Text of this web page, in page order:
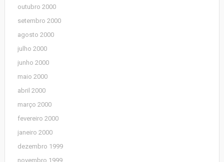
outubro 2000
setembro 2000
agosto 2000
julho 2000
junho 2000
maio 2000
abril 2000
março 2000
fevereiro 2000
janeiro 2000
dezembro 1999
novembro 1999